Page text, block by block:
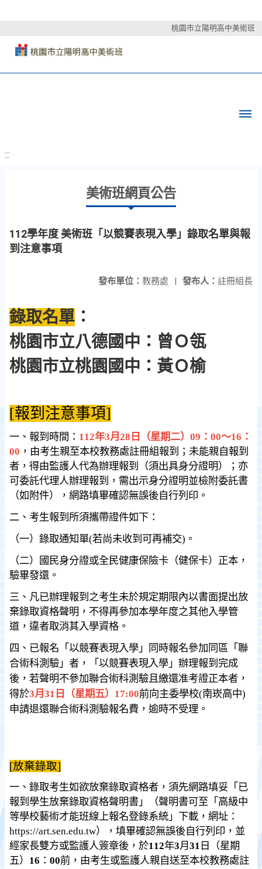
桃園市立陽明高中美術班
:::
美術班網頁公告
112學年度 美術班「以競賽表現入學」錄取名單與報
到注意事項
發布人： 註冊組長
發布單位： 教務處 |
錄取名單 ：
桃園市立八德國中： 曾Ｏ瓴
桃園市立桃園國中 ： 黃Ｏ榆
[報到注意事項]
一、報到時間： 112年3月28日（星期二）09：00〜16：
00 ，由考生親至本校教務處註冊組報到；未能親自報到
者，得由監護人代為辦理報到（須出具身分證明）；亦
可委託代理人辦理報到，需出示身分證明並檢附委託書
（如附件），網路填畢確認無誤後自行列印。
二、考生報到所須攜帶證件如下：
（一）錄取通知單(若尚未收到可再補交)。
（二）國民身分證或全民健康保險卡（健保卡）正本，
驗畢發還。
三、凡已辦理報到之考生未於規定期限內以書面提出放
棄錄取資格聲明，不得再參加本學年度之其他入學管
道，違者取消其入學資格。
四、已報名「以競賽表現入學」同時報名參加同區「聯
合術科測驗」者，「以競賽表現入學」辦理報到完成
後，若聲明不參加聯合術科測驗且繳還准考證正本者，
得於3月31日（星期五）17:00前向主委學校(南崁高中)
申請退還聯合術科測驗報名費，逾時不受理。
[放棄錄取]
一、錄取考生如欲放棄錄取資格者，須先網路填妥「已
報到學生放棄錄取資格聲明書」（聲明書可至「高級中
等學校藝術才能班線上報名登錄系統」下載，網址：
https://art.sen.edu.tw），填畢確認無誤後自行列印，並
經家長雙方或監護人簽章後，於112年3月 31 日（星期
五） 16 ： 00前，由考生或監護人親自送至本校教務處註